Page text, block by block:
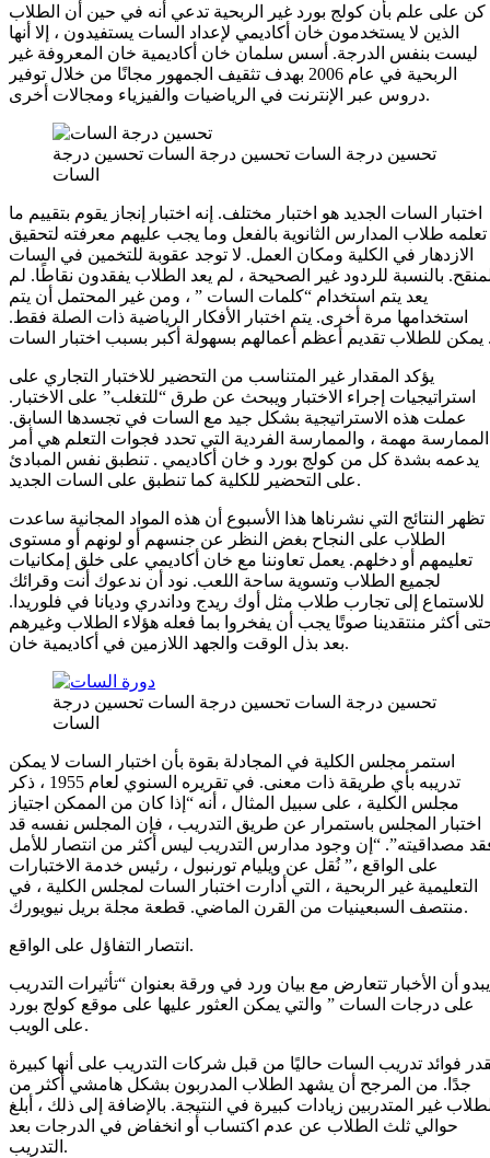
كن على علم بأن كولج بورد غير الربحية تدعي أنه في حين أن الطلاب
الذين لا يستخدمون خان أكاديمي لإعداد السات يستفيدون ، إلا أنها
ليست بنفس الدرجة. أسس سلمان خان أكاديمية خان المعروفة غير
الربحية في عام 2006 بهدف تثقيف الجمهور مجانًا من خلال توفير
دروس عبر الإنترنت في الرياضيات والفيزياء ومجالات أخرى.
تحسين درجة السات تحسين درجة السات تحسين درجة
السات
اختبار السات الجديد هو اختبار مختلف. إنه اختبار إنجاز يقوم بتقييم ما
تعلمه طلاب المدارس الثانوية بالفعل وما يجب عليهم معرفته لتحقيق
الازدهار في الكلية ومكان العمل. لا توجد عقوبة للتخمين في السات
بالنسبة للردود غير الصحيحة ، لم يعد الطلاب يفقدون نقاطًا. لم
يعد يتم استخدام “كلمات السات ” ، ومن غير المحتمل أن يتم
استخدامها مرة أخرى. يتم اختبار الأفكار الرياضية ذات الصلة فقط.
بسبب اختبار السات .
يؤكد المقدار غير المتناسب من التحضير للاختبار التجاري على
استراتيجيات إجراء الاختبار ويبحث عن طرق “للتغلب” على الاختبار.
عملت هذه الاستراتيجية بشكل جيد مع السات في تجسدها السابق.
الممارسة مهمة ، والممارسة الفردية التي تحدد فجوات التعلم هي أمر
يدعمه بشدة كل من كولج بورد و خان أكاديمي . تنطبق نفس المبادئ
على التحضير للكلية كما تنطبق على السات الجديد.
تظهر النتائج التي نشرناها هذا الأسبوع أن هذه المواد المجانية ساعدت
الطلاب على النجاح بغض النظر عن جنسهم أو لونهم أو مستوى
تعليمهم أو دخلهم. يعمل تعاوننا مع خان أكاديمي على خلق إمكانيات
لجميع الطلاب وتسوية ساحة اللعب. نود أن ندعوك أنت وقرائك
للاستماع إلى تجارب طلاب مثل أوك ريدج وداندري وديانا في فلوريدا.
أكثر منتقدينا صوتًا يجب أن يفخروا بما فعله هؤلاء الطلاب وغيرهم
بعد بذل الوقت والجهد اللازمين في أكاديمية خان.
تحسين درجة السات تحسين درجة السات تحسين درجة
السات
استمر مجلس الكلية في المجادلة بقوة بأن اختبار السات لا يمكن
تدريبه بأي طريقة ذات معنى. في تقريره السنوي لعام 1955 ، ذكر
مجلس الكلية ، على سبيل المثال ، أنه “إذا كان من الممكن اجتياز
اختبار المجلس باستمرار عن طريق التدريب ، فإن المجلس نفسه قد
مصداقيته”. “إن وجود مدارس التدريب ليس أكثر من انتصار للأمل
على الواقع ،” نُقل عن ويليام تورنبول ، رئيس خدمة الاختبارات
التعليمية غير الربحية ، التي أدارت اختبار السات لمجلس الكلية ، في
منتصف السبعينيات من القرن الماضي. قطعة مجلة بريل نيويورك.
انتصار التفاؤل على الواقع.
يبدو أن الأخبار تتعارض مع بيان ورد في ورقة بعنوان “تأثيرات التدريب
على درجات السات ” والتي يمكن العثور عليها على موقع كولج بورد
على الويب.
فوائد تدريب السات حاليًا من قبل شركات التدريب على أنها كبيرة
جدًا. من المرجح أن يشهد الطلاب المدربون بشكل هامشي أكثر من
غير المتدربين زيادات كبيرة في النتيجة. بالإضافة إلى ذلك ، أبلغ
حوالي ثلث الطلاب عن عدم اكتساب أو انخفاض في الدرجات بعد
التدريب.